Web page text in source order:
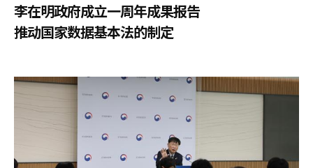
李在明政府成立一周年成果报告
推动国家数据基本法的制定